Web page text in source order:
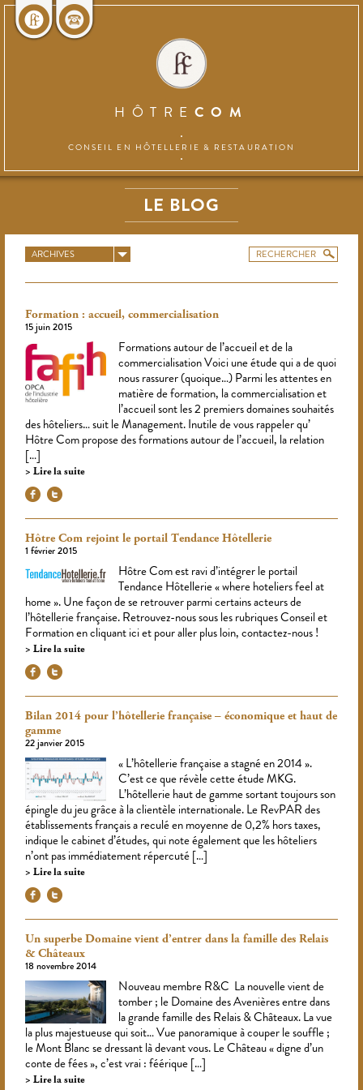
HÔTRE COM
CONSEIL EN HÔTELLERIE & RESTAURATION
LE BLOG
ARCHIVES
Formation : accueil, commercialisation
15 juin 2015
Formations autour de l’accueil et de la
commercialisation Voici une étude qui a de quoi
nous rassurer (quoique…) Parmi les attentes en
matière de formation, la commercialisation et
l’accueil sont les 2 premiers domaines souhaités
des hôteliers… suit le Management. Inutile de vous rappeler qu’
Hôtre Com propose des formations autour de l’accueil, la relation
[…]
Lire la suite
Hôtre Com rejoint le portail Tendance Hôtellerie
1 février 2015
Hôtre Com est ravi d’intégrer le portail
Tendance Hôtellerie « where hoteliers feel at
home ». Une façon de se retrouver parmi certains acteurs de
l’hôtellerie française. Retrouvez-nous sous les rubriques Conseil et
Formation en cliquant ici et pour aller plus loin, contactez-nous !
Lire la suite
Bilan 2014 pour l’hôtellerie française – économique et haut de
gamme
22 janvier 2015
« L’hôtellerie française a stagné en 2014 ».
C’est ce que révèle cette étude MKG.
L’hôtellerie haut de gamme sortant toujours son
épingle du jeu grâce à la clientèle internationale. Le RevPAR des
établissements français a reculé en moyenne de 0,2% hors taxes,
indique le cabinet d’études, qui note également que les hôteliers
n’ont pas immédiatement répercuté […]
Lire la suite
Un superbe Domaine vient d’entrer dans la famille des Relais
& Châteaux
18 novembre 2014
Nouveau membre R&C La nouvelle vient de
tomber ; le Domaine des Avenières entre dans
la grande famille des Relais & Châteaux. La vue
la plus majestueuse qui soit… Vue panoramique à couper le souffle ;
le Mont Blanc se dressant là devant vous. Le Château « digne d’un
conte de fées », c’est vrai : féérique […]
Lire la suite